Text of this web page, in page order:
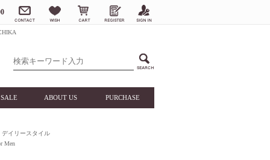
SALE ABOUT US PURCHASE
デイリースタイル
Men